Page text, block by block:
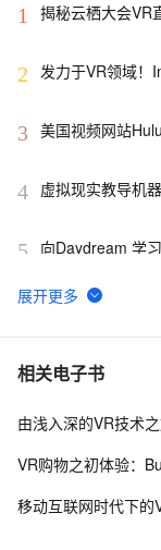
1
揭秘云栖大会VR
2 发力于VR领域！
3 美国视频网站
4 虚拟现实教导机
5
向Daydream 学
6
星风工作室1550
7 开启线下自助VR
8 移动VR社交新进
相关电子书
由浅入深的VR技术
VR购物之初体验：
移动互联网时代下的